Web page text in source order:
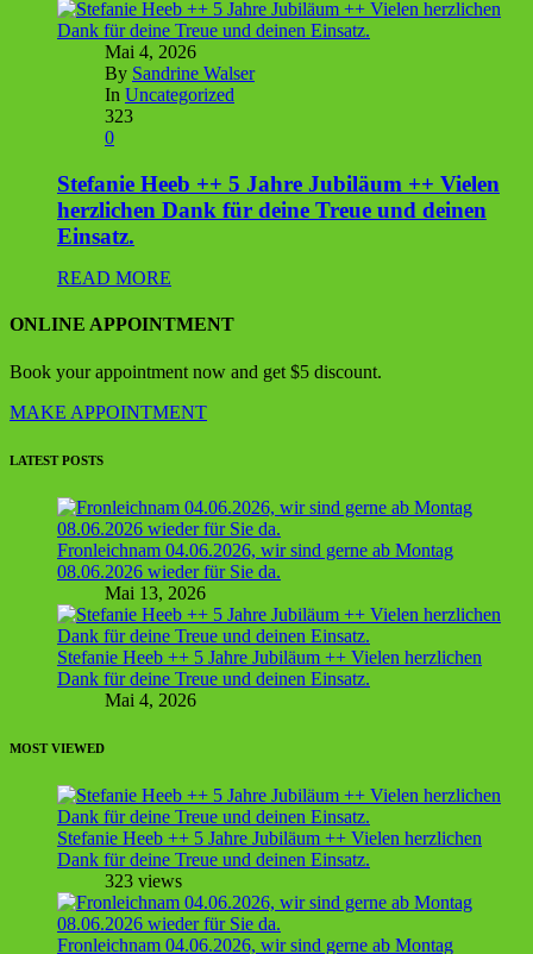
Mai 4, 2026
By Sandrine Walser
In Uncategorized
323
0
Stefanie Heeb ++ 5 Jahre Jubiläum ++ Vielen
herzlichen Dank für deine Treue und deinen
Einsatz.
READ MORE
ONLINE APPOINTMENT
Book your appointment now and get $5 discount.
MAKE APPOINTMENT
LATEST POSTS
Fronleichnam 04.06.2026, wir sind gerne ab Montag
08.06.2026 wieder für Sie da.
Mai 13, 2026
Stefanie Heeb ++ 5 Jahre Jubiläum ++ Vielen herzlichen
Dank für deine Treue und deinen Einsatz.
Mai 4, 2026
MOST VIEWED
Stefanie Heeb ++ 5 Jahre Jubiläum ++ Vielen herzlichen
Dank für deine Treue und deinen Einsatz.
323 views
Fronleichnam 04.06.2026, wir sind gerne ab Montag